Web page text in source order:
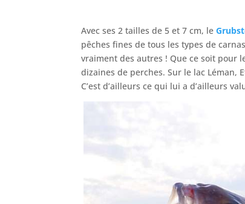
Avec ses 2 tailles de 5 et 7 cm, le
pêches fines de tous les types de
vraiment des autres ! Que ce soit pour
dizaines de perches. Sur le lac Léman,
C’est d’ailleurs ce qui lui a d’ailleurs